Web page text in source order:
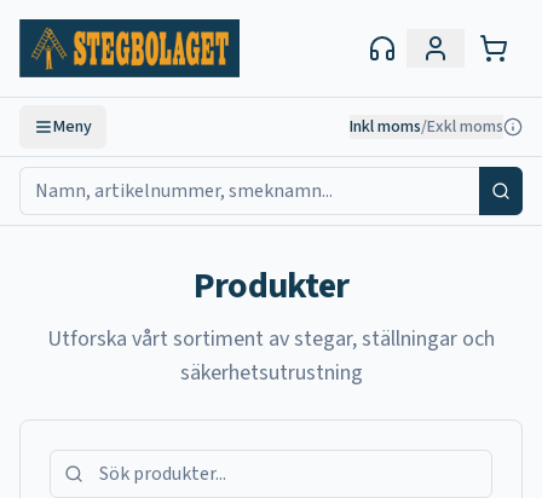
Meny Inkl moms/Exkl moms
Produkter
Utforska vårt sortiment av stegar, ställningar och
säkerhetsutrustning